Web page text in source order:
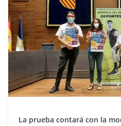
La prueba contará con la